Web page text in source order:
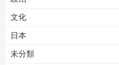
文化
日本
未分類